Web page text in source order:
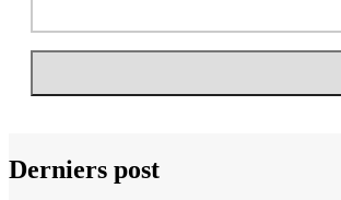
Derniers post